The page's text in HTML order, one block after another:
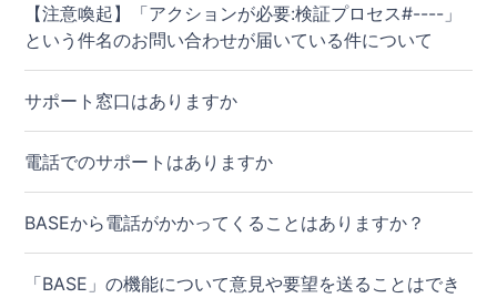
【注意喚起】「アクションが必要:検証プロセス#----」
という件名のお問い合わせが届いている件について
サポート窓口はありますか
電話でのサポートはありますか
BASEから電話がかかってくることはありますか？
「BASE」の機能について意見や要望を送ることはでき